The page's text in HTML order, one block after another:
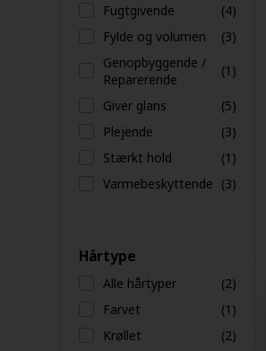
Fugtgivende
(4)
Fylde og volumen
(3)
Genopbyggende /
Reparerende
(1)
Giver glans
(5)
Plejende
(3)
Stærkt hold
(1)
Varmebeskyttende (3)
Hårtype
Alle hårtyper
(2)
Farvet
(1)
Krøllet
(2)